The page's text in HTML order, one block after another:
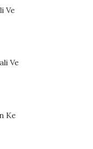
Ve
Ve
Ke